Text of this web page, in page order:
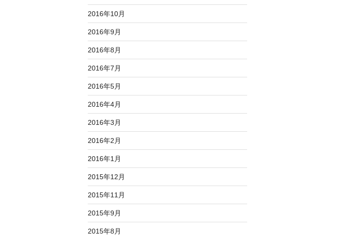
2016年10月
2016年9月
2016年8月
2016年7月
2016年5月
2016年4月
2016年3月
2016年2月
2016年1月
2015年12月
2015年11月
2015年9月
2015年8月